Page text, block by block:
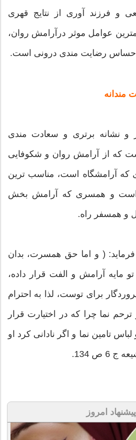
و فرزند آوری از نتایج قهری
عوامل موثر درآرامش روان،
رضایت مندی درونی است.
مندانه
و نشانه برتری و سعادت مندی
که از آرامش روان و شکوفایی
که آرامشگاه است، مناسب ترین
است و همسری که آرامش بخش
و همسفر راه.
( و اما حق همسرت، بدان
مایه آرامش و الفت قرار داده،
برای توست، لذا به احترام
نما چرا که در اختیارت قرار
تامین نما و اگر نادانی کرد او
ص 134.
پیشنهاد امروز